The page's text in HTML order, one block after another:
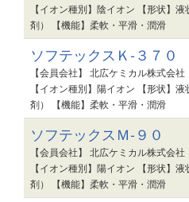
【イオン種別】陰イオン 【形状】
剤） 【機能】柔軟・平滑・潤滑
ソフテックスＫ-３７０
【会員会社】 北広ケミカル株式会社
【イオン種別】陽イオン 【形状】
剤） 【機能】柔軟・平滑・潤滑
ソフテックスＭ-９０
【会員会社】 北広ケミカル株式会社
【イオン種別】陽イオン 【形状】
剤） 【機能】柔軟・平滑・潤滑